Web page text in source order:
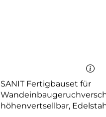
SANIT Fertigbauset für
höhenvertsellbar,